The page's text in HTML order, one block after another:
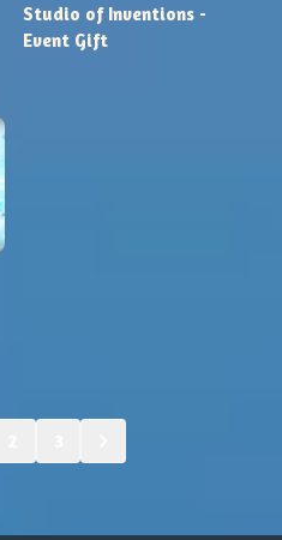
Studio of Inventions -
Event Gift